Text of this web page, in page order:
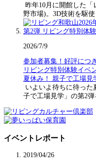
昨年10月に開館した
野市場)。3D技術を駆
2026/7/9
参加者募集！好評につ
リビング特別体験イベ
夏休み！ 親子で工場見
いよいよ待ちに待っ
子で工場見学」の第2
イベントレポート
2019/04/26